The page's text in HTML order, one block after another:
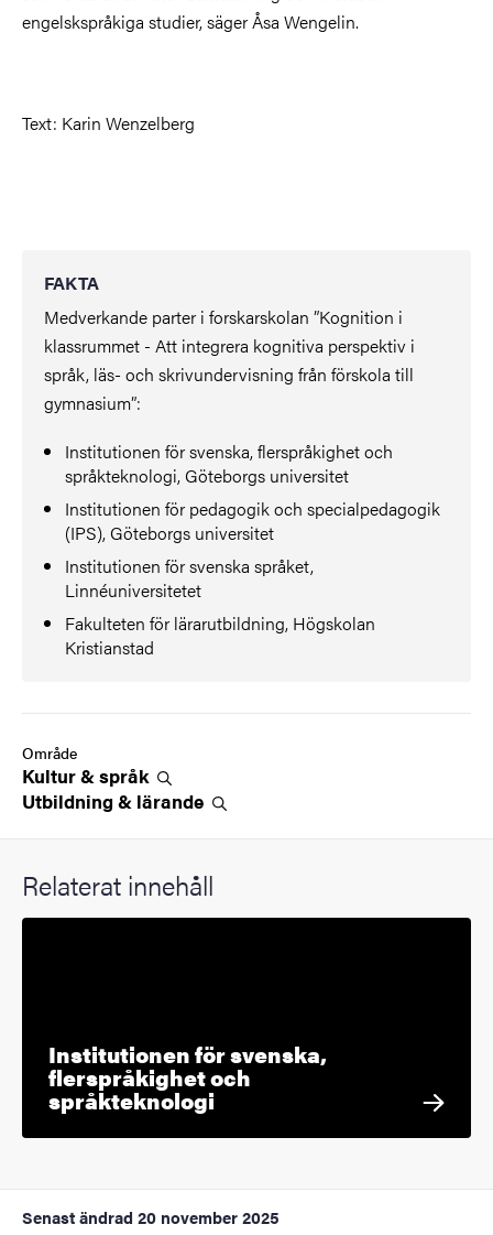
engelskspråkiga studier, säger Åsa Wengelin.
Text: Karin Wenzelberg
FAKTA
Medverkande parter i forskarskolan ”Kognition i
klassrummet - Att integrera kognitiva perspektiv i
språk, läs- och skrivundervisning från förskola till
gymnasium”:
Institutionen för svenska, flerspråkighet och
språkteknologi, Göteborgs universitet
Institutionen för pedagogik och specialpedagogik
(IPS), Göteborgs universitet
Institutionen för svenska språket,
Linnéuniversitetet
Fakulteten för lärarutbildning, Högskolan
Kristianstad
Område
Kultur &språk
Utbildning & lärande
Relaterat innehåll
Institutionen för svenska,
flerspråkighet och
språkteknologi
Senast ändrad 20 november 2025